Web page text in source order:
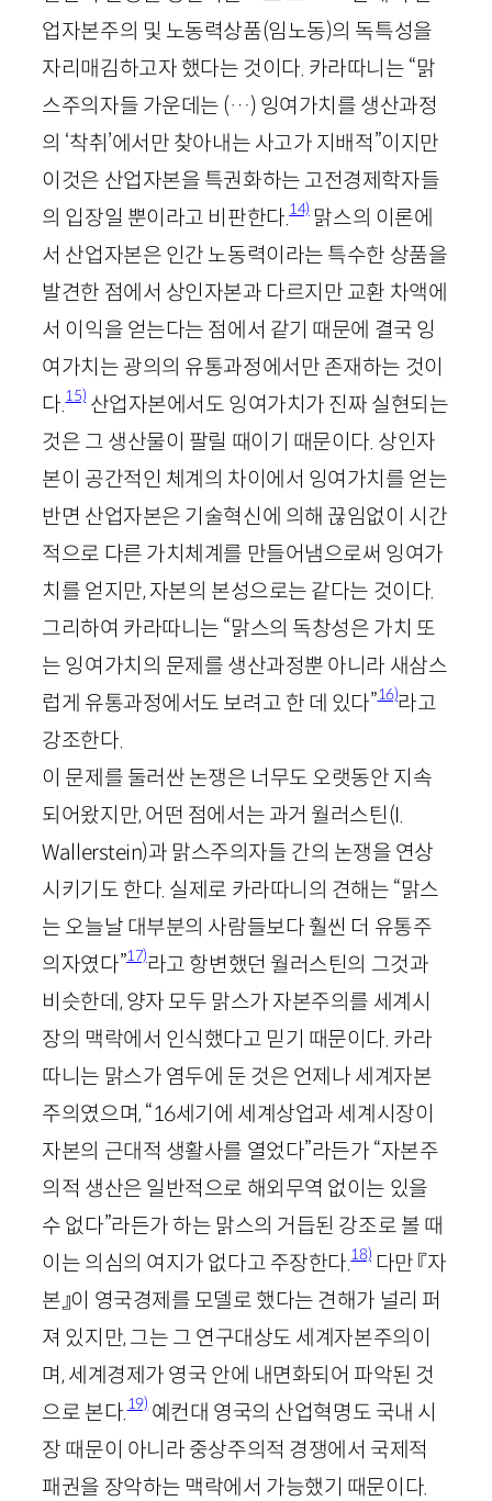
업자본주의 및 노동력상품(임노동)의 독특성을
자리매김하고자 했다는 것이다. 카라따니는 “맑
스주의자들 가운데는 (…) 잉여가치를 생산과정
의 ‘착취’에서만 찾아내는 사고가 지배적”이지만
이것은 산업자본을 특권화하는 고전경제학자들
의 입장일 뿐이라고 비판한다.14)맑스의 이론에
서 산업자본은 인간 노동력이라는 특수한 상품을
발견한 점에서 상인자본과 다르지만 교환 차액에
서 이익을 얻는다는 점에서 같기 때문에 결국 잉
여가치는 광의의 유통과정에서만 존재하는 것이
다.15)산업자본에서도 잉여가치가 진짜 실현되는
것은 그 생산물이 팔릴 때이기 때문이다. 상인자
본이 공간적인 체계의 차이에서 잉여가치를 얻는
반면 산업자본은 기술혁신에 의해 끊임없이 시간
적으로 다른 가치체계를 만들어냄으로써 잉여가
치를 얻지만, 자본의 본성으로는 같다는 것이다.
그리하여 카라따니는 “맑스의 독창성은 가치 또
는 잉여가치의 문제를 생산과정뿐 아니라 새삼스
럽게 유통과정에서도 보려고 한 데 있다”16)라고
강조한다.
이 문제를 둘러싼 논쟁은 너무도 오랫동안 지속
되어왔지만, 어떤 점에서는 과거 월러스틴(I.
Wallerstein)과 맑스주의자들 간의 논쟁을 연상
시키기도 한다. 실제로 카라따니의 견해는 “맑스
는 오늘날 대부분의 사람들보다 훨씬 더 유통주
의자였다”17)라고 항변했던 월러스틴의 그것과
비슷한데, 양자 모두 맑스가 자본주의를 세계시
장의 맥락에서 인식했다고 믿기 때문이다. 카라
따니는 맑스가 염두에 둔 것은 언제나 세계자본
주의였으며, “16세기에 세계상업과 세계시장이
자본의 근대적 생활사를 열었다”라든가 “자본주
의적 생산은 일반적으로 해외무역 없이는 있을
수 없다”라든가 하는 맑스의 거듭된 강조로 볼 때
이는 의심의 여지가 없다고 주장한다.18) 다만 『자
본』이 영국경제를 모델로 했다는 견해가 널리 퍼
져 있지만, 그는 그 연구대상도 세계자본주의이
며, 세계경제가 영국 안에 내면화되어 파악된 것
으로 본다.19)예컨대 영국의 산업혁명도 국내 시
장 때문이 아니라 중상주의적 경쟁에서 국제적
패권을 장악하는 맥락에서 가능했기 때문이다.